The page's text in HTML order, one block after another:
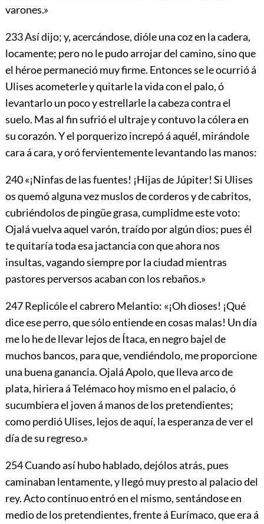
varones.»
233Así dijo; y, acercándose, dióle una coz en la cadera,
locamente; pero no le pudo arrojar del camino, sino que
el héroe permaneció muy firme. Entonces se le ocurrió á
Ulises acometerle y quitarle la vida con el palo, ó
levantarlo un poco y estrellarle la cabeza contra el
suelo. Mas al fin sufrió el ultraje y contuvo la cólera en
su corazón. Y el porquerizo increpó á aquél, mirándole
cara á cara, y oró fervientemente levantando las manos:
240«¡Ninfas de las fuentes! ¡Hijas de Júpiter! Si Ulises
os quemó alguna vez muslos de corderos y de cabritos,
cubriéndolos de pingüe grasa, cumplidme este voto:
Ojalá vuelva aquel varón, traídopor algún dios; pues él
te quitaría toda esa jactancia con que ahora nos
insultas, vagando siempre por la ciudad mientras
pastores perversos acaban con los rebaños.»
247Replicóle el cabrero Melantio: «¡Oh dioses! ¡Qué
dice ese perro, que sólo entiende en cosas malas! Un día
me lo he de llevar lejos de Ítaca, en negro bajel de
muchos bancos, para que, vendiéndolo, me proporcione
una buena ganancia. Ojalá Apolo, que lleva arco de
plata, hiriera á Telémaco hoy mismo en el palacio, ó
sucumbiera el joven á manos de los pretendientes;
como perdió Ulises, lejos de aquí, la esperanza de ver el
día de su regreso.»
254Cuando así hubo hablado, dejólos atrás, pues
caminaban lentamente, y llegó muy presto al palacio del
rey. Acto continuo entró en el mismo, sentándose en
medio de los pretendientes, frente á Eurímaco, que era á